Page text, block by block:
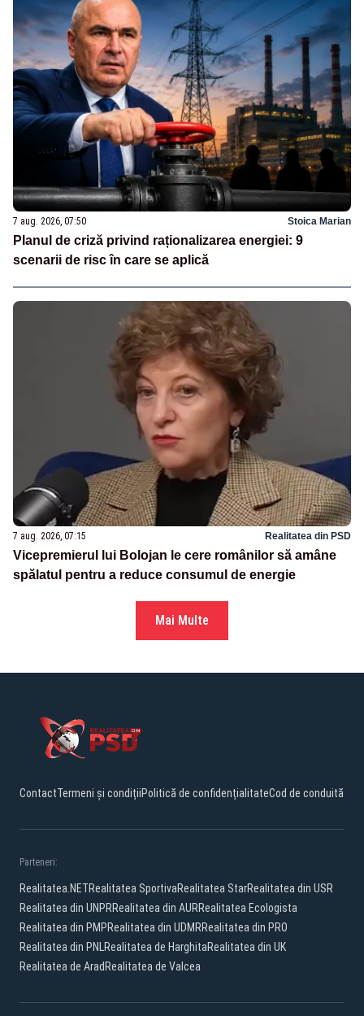
7 aug. 2026, 07:50 Stoica Marian
Planul de criză privind raționalizarea energiei: 9
scenarii de risc în care se aplică
7 aug. 2026, 07:15 Realitatea din PSD
Vicepremierul lui Bolojan le cere românilor să amâne
spălatul pentru a reduce consumul de energie
Mai Multe
ContactTermeni și condițiiPolitică de confidențialitateCod de conduită
Parteneri:
Realitatea.NETRealitatea SportivaRealitatea StarRealitatea din USR
Realitatea din UNPRRealitatea din AURRealitatea Ecologista
Realitatea din PMPRealitatea din UDMRRealitatea din PRO
Realitatea din PNLRealitatea de HarghitaRealitatea din UK
Realitatea de Arad Realitatea de Valcea